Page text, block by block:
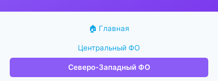
🏠 Главная
Центральный ФО
Северо-Западный ФО